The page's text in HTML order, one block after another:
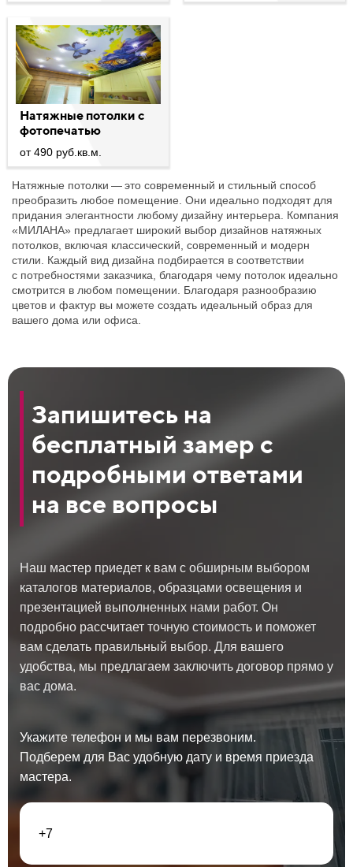
Натяжные потолки с
фотопечатью
от 490 руб.кв.м.
Натяжные потолки — это современный и стильный способ
преобразить любое помещение. Они идеально подходят для
придания элегантности любому дизайну интерьера. Компания
«МИЛАНА» предлагает широкий выбор дизайнов натяжных
потолков, включая классический, современный и модерн
стили. Каждый вид дизайна подбирается в соответствии
с потребностями заказчика, благодаря чему потолок идеально
смотрится в любом помещении. Благодаря разнообразию
цветов и фактур вы можете создать идеальный образ для
вашего дома или офиса.
Запишитесь на
бесплатный замер с
подробными ответами
на все вопросы
Наш мастер приедет к вам с обширным выбором
каталогов материалов, образцами освещения и
презентацией выполненных нами работ. Он
подробно рассчитает точную стоимость и поможет
вам сделать правильный выбор. Для вашего
удобства, мы предлагаем заключить договор прямо у
вас дома.
Укажите телефон и мы вам перезвоним.
Подберем для Вас удобную дату и время приезда
мастера.